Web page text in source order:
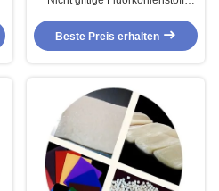
FKM Ladegerät-O-Ringe
Dichtungen
Beste Preis erhalten